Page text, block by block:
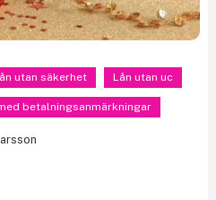
utan säkerhet Lån utan uc
betalningsanmärkningar